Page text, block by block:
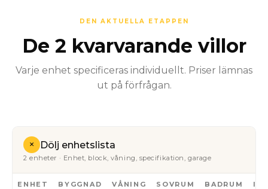
DEN AKTUELLA ETAPPEN
De 2 kvarvarande villor
Varje enhet specificeras individuellt. Priser lämnas
ut på förfrågan.
+ Dölj enhetslista
2 enheter · Enhet, block, våning, specifikation, garage
ENHET BYGGNAD VÅNING SOVRUM BADRUM